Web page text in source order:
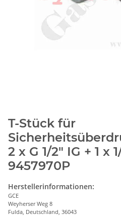
T-Stück für
2 x G 1/2" IG + 1 x
9457970P
Herstellerinformationen:
GCE
Weyherser Weg 8
Fulda, Deutschland, 36043